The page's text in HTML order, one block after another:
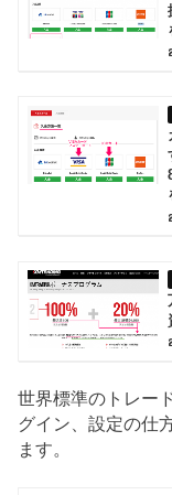
世界標準のトレー
グイン、設定の仕
ます。